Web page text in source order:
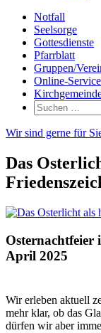
Notfall
Seelsorge
Gottesdienste
Pfarrblatt
Gruppen/
Online-Service
Suchen
nach:
Wir sind gerne für
Das
Osternachtfeier
April 2025
Wir erleben aktuell
mehr klar, ob das
dürfen wir aber